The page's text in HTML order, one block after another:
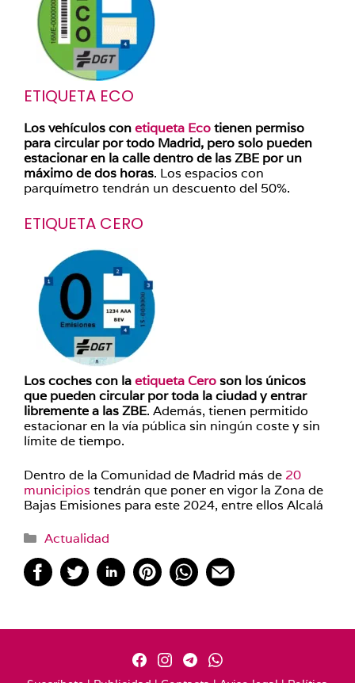
ETIQUETA ECO
Los vehículos conetiqueta Ecotienen permiso
para circular por todo Madrid, pero solo pueden
estacionar en la calle dentro de las ZBE por un
máximo de dos horas. Los espacios con
parquímetro tendrán un descuento del 50%.
ETIQUETA CERO
Los coches con laetiqueta Cero son los únicos
que pueden circular por toda la ciudad y entrar
libremente a las ZBE. Además, tienen permitido
estacionar en la vía pública sin ningún coste y sin
límite de tiempo.
Dentro de la Comunidad de Madrid más de 20
municipios tendrán que poner en vigor la Zona de
Bajas Emisiones para este 2024, entre ellos Alcalá
Categorías
Actualidad